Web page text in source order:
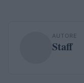
AUTORE
Staff